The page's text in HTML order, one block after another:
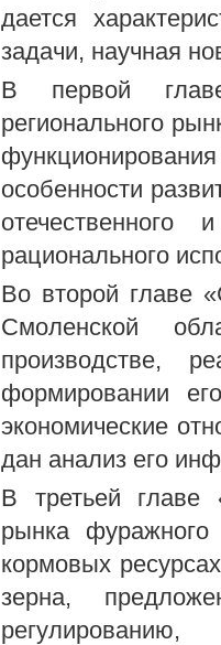
дается
задачи, научная
В первой главе
регионального
особенности
рационального
Во второй главе
Смоленской
производстве,
формировании
экономические
дан анализ его
В третьей главе
рынка фуражного
кормовых
зерна,